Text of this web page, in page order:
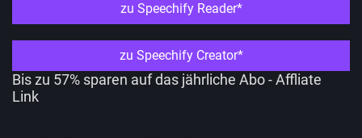
zu Speechify Reader*
zu Speechify Creator*
Bis zu 57% sparen auf das jährliche Abo - Affliate
Link